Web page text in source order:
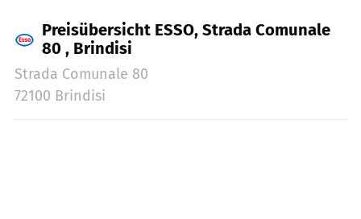
Preisübersicht ESSO, Strada Comunale
80 , Brindisi
Strada Comunale 80
72100 Brindisi